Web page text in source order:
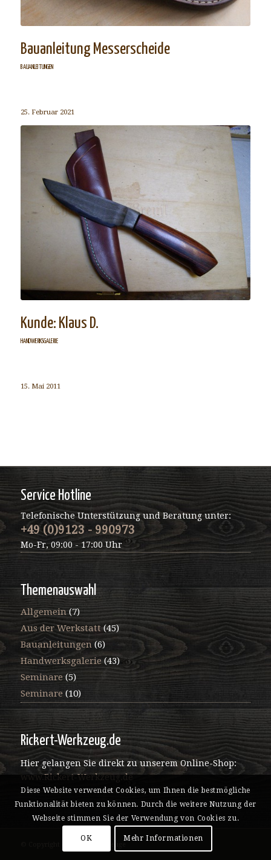
Bauanleitung Messerscheide
BAUANLEITUNGEN
25. Februar 2021
Kunde: Klaus D.
HANDWERKSGALERIE
15. Mai 2011
Service Hotline
Telefonische Unterstützung und Beratung unter:
+49 (0)9123 - 990973
Mo-Fr, 09:00 - 17:00 Uhr
Themenauswahl
Allgemein(7)
Aus der Werkstatt(45)
Bauanleitungen(6)
Handwerksgalerie(43)
Seminare (5)
Seminare(10)
Rickert-Werkzeug.de
Hier gelangen Sie direkt zu unserem Online-Shop:
www.Rickert-Werkzeug.de
Diese Website verwendet Cookies, um Ihnen die bestmögliche
Funktionalität bieten zu können. Durch die weitere Nutzung der
Webseite stimmen Sie der Verwendung von Cookies zu.
OK Mehr Informationen